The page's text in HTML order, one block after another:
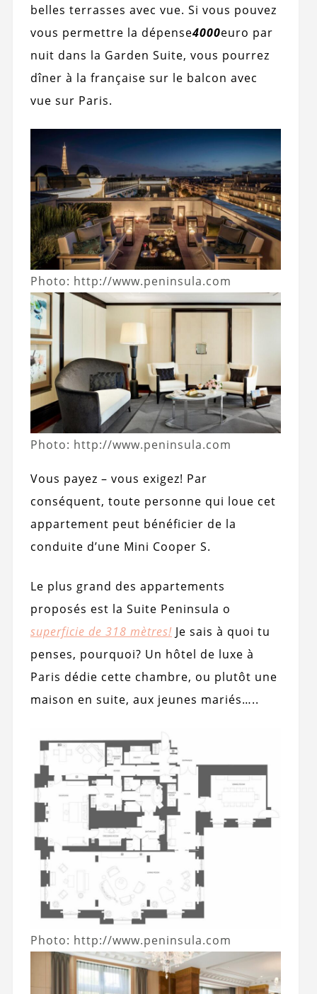
belles terrasses avec vue. Si vous pouvez
vous permettre la dépense4000euro par
nuit dans la Garden Suite, vous pourrez
dîner à la française sur le balcon avec
vue sur Paris.
Photo: http://www.peninsula.com
Photo: http://www.peninsula.com
Vous payez – vous exigez! Par
conséquent, toute personne qui loue cet
appartement peut bénéficier de la
conduite d’une Mini Cooper S.
Le plus grand des appartements
proposés est la Suite Peninsula o
superficie de 318 mètres!Je sais à quoi tu
penses, pourquoi? Un hôtel de luxe à
Paris dédie cette chambre, ou plutôt une
maison en suite, aux jeunes mariés…..
Photo: http://www.peninsula.com